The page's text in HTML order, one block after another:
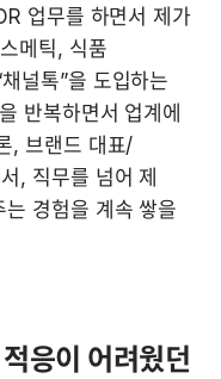
업무를 하면서 제가
메틱, 식품
널톡”을 도입하는
반복하면서 업계에
, 브랜드 대표/
, 직무를 넘어 제
경험을 계속 쌓을
응이 어려웠던